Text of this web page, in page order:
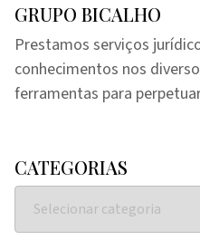
GRUPO BICALHO
Prestamos serviços
conhecimentos nos
ferramentas para
CATEGORIAS